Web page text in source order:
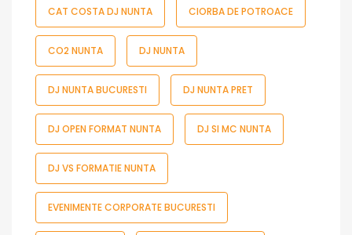
CAT COSTA DJ NUNTA CIORBA DE POTROACE
CO2 NUNTA DJ NUNTA
DJ NUNTA BUCURESTI DJ NUNTA PRET
DJ OPEN FORMAT NUNTA DJ SI MC NUNTA
DJ VS FORMATIE NUNTA
EVENIMENTE CORPORATE BUCURESTI